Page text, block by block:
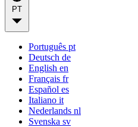
Português pt
Deutsch de
English en
Français fr
Español es
Italiano it
Nederlands nl
Svenska sv